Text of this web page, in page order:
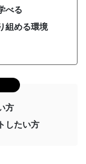
べる
組める環境
方
したい方